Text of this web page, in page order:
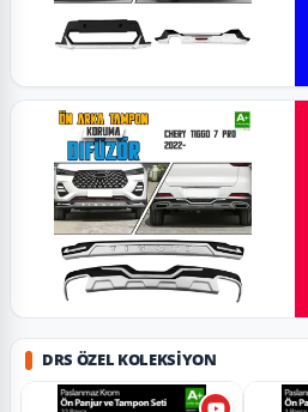
DRS ÖZEL KOLEKSIYON